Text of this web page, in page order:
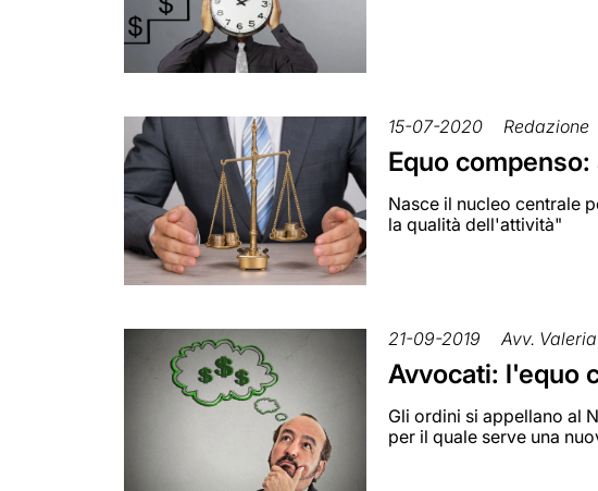
15-07-2020 Redazione
Equo
Nasce il nucleo centrale
la qualità dell'attività"
21-09-2019 Avv.
Avvocati: l'equo
Gli ordini si appellano al
per il quale serve una